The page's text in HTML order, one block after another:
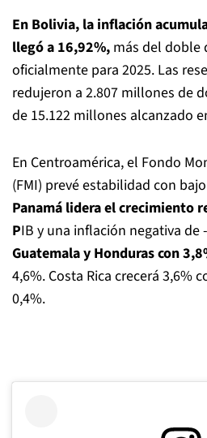
En Bolivia, la inflación
llegó a 16,92%, más del doble
oficialmente para 2025. Las
redujeron a 2.807 millones de
de 15.122 millones alcanzado
En Centroamérica, el Fondo
(FMI) prevé estabilidad con
Panamá lidera el crecimiento
PIB y una inflación negativa de
Guatemala y Honduras con
4,6%. Costa Rica crecerá 3,6%
0,4%.